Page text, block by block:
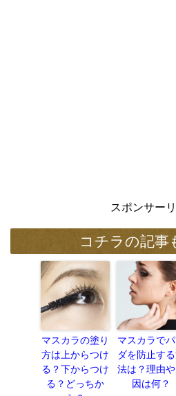
スポンサー
コチラの記事
マスカラの塗り
方は上からつけ
る？下からつけ
る？どっちか
マスカラで
ダを防止す
法は？理由
因は何？